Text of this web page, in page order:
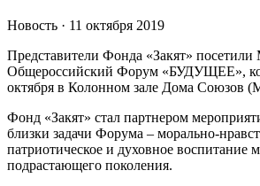
Новость · 11 октября 2019
Представители Фонда «Закят»
Общероссийский Форум «БУДУЩЕЕ»,
октября в Колонном зале Дома Союзов
Фонд «Закят» стал партнером
близки задачи Форума – морально-
патриотическое и духовное воспитание
подрастающего поколения.